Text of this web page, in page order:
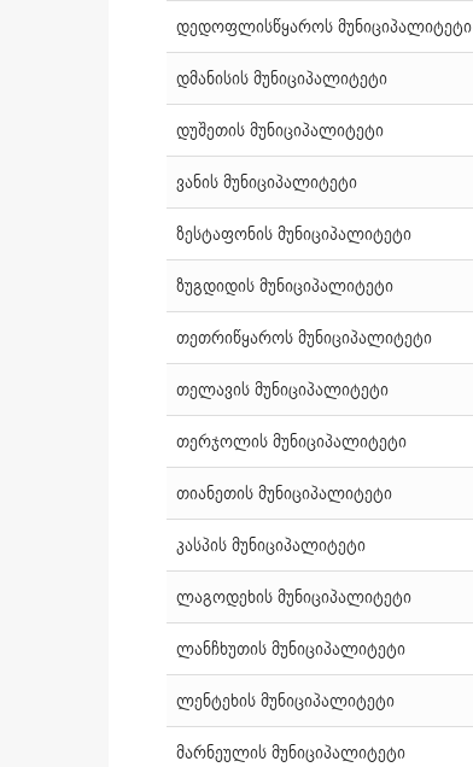
დედოფლისწყაროს მუნიციპალიტეტი
დმანისის მუნიციპალიტეტი
დუშეთის მუნიციპალიტეტი
ვანის მუნიციპალიტეტი
ზესტაფონის მუნიციპალიტეტი
ზუგდიდის მუნიციპალიტეტი
თეთრიწყაროს მუნიციპალიტეტი
თელავის მუნიციპალიტეტი
თერჯოლის მუნიციპალიტეტი
თიანეთის მუნიციპალიტეტი
კასპის მუნიციპალიტეტი
ლაგოდეხის მუნიციპალიტეტი
ლანჩხუთის მუნიციპალიტეტი
ლენტეხის მუნიციპალიტეტი
მარნეულის მუნიციპალიტეტი